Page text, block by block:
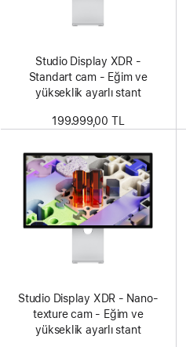
Studio Display XDR -
Standart cam - Eğim ve
yükseklik ayarlı stant
199.999,00 TL
Studio Display XDR - Nano-
texture cam - Eğim ve
yükseklik ayarlı stant